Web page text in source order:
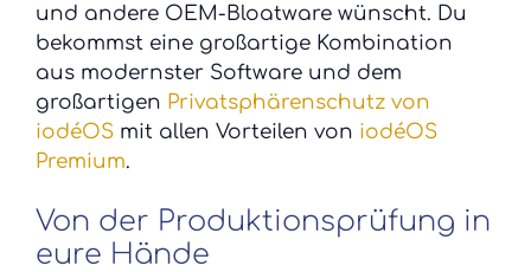
und andere OEM-Bloatware wünscht. Du
bekommst eine großartige Kombination
aus modernster Software und dem
großartigen Privatsphärenschutz von
iodéOS mit allen Vorteilen von iodéOS
Premium.
Von der Produktionsprüfung in
eure Hände